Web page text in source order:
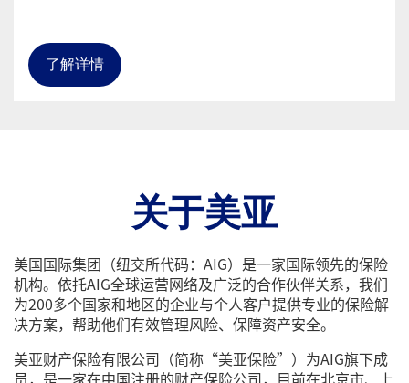
了解详情
关于美亚
美国国际集团（纽交所代码：AIG）是一家国际领先的保险
机构。依托AIG全球运营网络及广泛的合作伙伴关系，我们
为200多个国家和地区的企业与个人客户提供专业的保险解
决方案，帮助他们有效管理风险、保障资产安全。
美亚财产保险有限公司（简称“美亚保险”）为AIG旗下成